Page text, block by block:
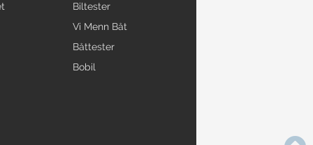
Biltester
Vi Menn Båt
Båttester
Bobil